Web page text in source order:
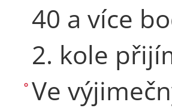
40 a více
2. kole
Ve